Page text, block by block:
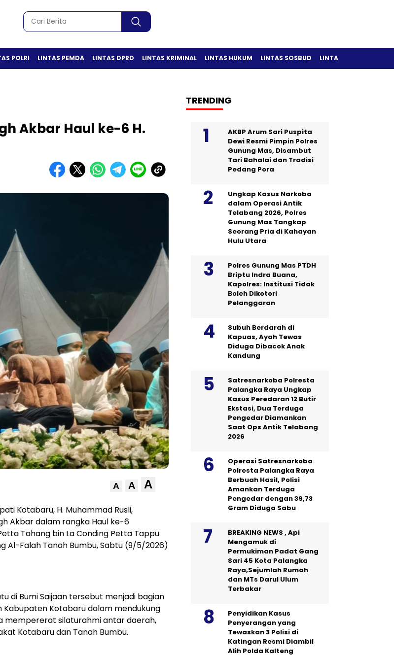
POLRI LINTAS PEMDA LINTAS DPRD LINTAS KRIMINAL LINTAS HUKUM LINTAS SOSBUD LINTAS OLAH RAGA
Akbar Haul ke-6 H.
A A A
Kotabaru, H. Muhammad Rusli,
Akbar dalam rangka Haul ke-6
Tahang bin La Conding Petta Tappu
Al-Falah Tanah Bumbu, Sabtu (9/5/2026)
di Bumi Saijaan tersebut menjadi bagian
Kotabaru dalam mendukung
mempererat silaturahmi antar daerah,
Kotabaru dan Tanah Bumbu.
TRENDING
AKBP Arum Sari Puspita
Dewi Resmi Pimpin Polres
Gunung Mas, Disambut
Tari Bahalai dan Tradisi
Pedang Pora
Ungkap Kasus Narkoba
dalam Operasi Antik
Telabang 2026, Polres
Gunung Mas Tangkap
Seorang Pria di Kahayan
Hulu Utara
Polres Gunung Mas PTDH
Briptu Indra Buana,
Kapolres: Institusi Tidak
Boleh Dikotori
Pelanggaran
Subuh Berdarah di
Kapuas, Ayah Tewas
Diduga Dibacok Anak
Kandung
Satresnarkoba Polresta
Palangka Raya Ungkap
Kasus Peredaran 12 Butir
Ekstasi, Dua Terduga
Pengedar Diamankan
Saat Ops Antik Telabang
2026
Operasi Satresnarkoba
Polresta Palangka Raya
Berbuah Hasil, Polisi
Amankan Terduga
Pengedar dengan 39,73
Gram Diduga Sabu
BREAKING NEWS , Api
Mengamuk di
Permukiman Padat Gang
Sari 45 Kota Palangka
Raya,Sejumlah Rumah
dan MTs Darul Ulum
Terbakar
Penyidikan Kasus
Penyerangan yang
Tewaskan 3 Polisi di
Katingan Resmi Diambil
Alih Polda Kalteng